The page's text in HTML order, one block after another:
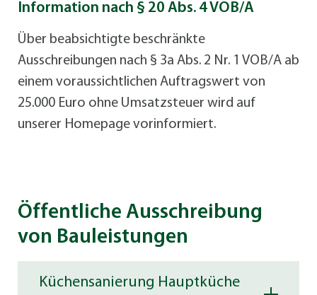
Information nach § 20 Abs. 4 VOB/A
Über beabsichtigte beschränkte
Ausschreibungen nach § 3a Abs. 2 Nr. 1 VOB/A ab
einem voraussichtlichen Auftragswert von
25.000 Euro ohne Umsatzsteuer wird auf
unserer Homepage vorinformiert.
Öffentliche Ausschreibung
von Bauleistungen
Küchensanierung Hauptküche